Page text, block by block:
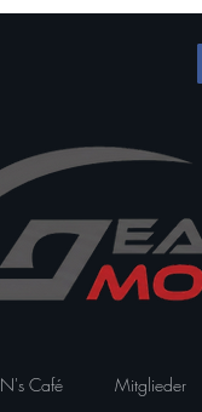
Café Mitglieder